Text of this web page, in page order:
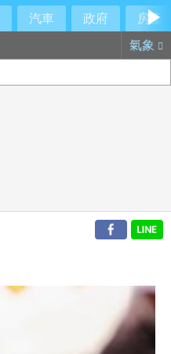
汽車 政府
房產
氣象